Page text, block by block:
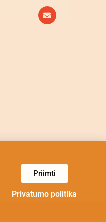
Priimti
Privatumo politika